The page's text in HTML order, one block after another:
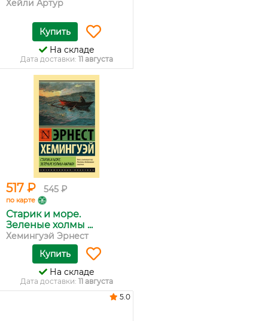
Хейли Артур
Купить
На складе
Дата доставки: 11 августа
517 ₽ 545 ₽
по карте
Старик и море.
Зеленые холмы ...
Хемингуэй Эрнест
Купить
На складе
Дата доставки: 11 августа
5.0